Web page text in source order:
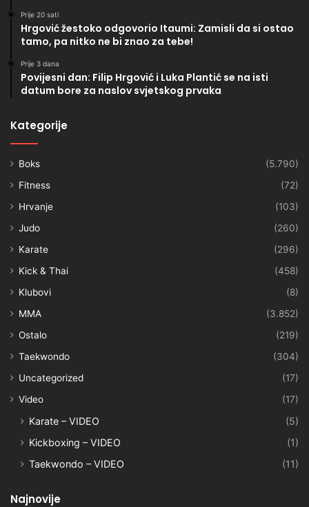
Prije 20 sati
Hrgović žestoko odgovorio Itaumi: Zamisli da si ostao
tamo, pa nitko ne bi znao za tebe!
Prije 3 dana
Povijesni dan: Filip Hrgović i Luka Plantić se na isti
datum bore za naslov svjetskog prvaka
Kategorije
Boks
(5.790)
Fitness
(72)
Hrvanje
(103)
Judo
(260)
Karate
(296)
Kick & Thai
(458)
Klubovi
(8)
MMA
(3.852)
Ostalo
(219)
Taekwondo
(304)
Uncategorized
(17)
Video
(17)
Karate – VIDEO
(5)
Kickboxing – VIDEO
(1)
Taekwondo – VIDEO
(11)
Najnovije